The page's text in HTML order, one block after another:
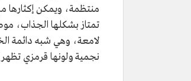
منتظمة، ويمكن إكثارها
تمتاز بشكلها الجذاب،
لامعة، وهي شبه دائمة
نجمية ولونها قرمزي